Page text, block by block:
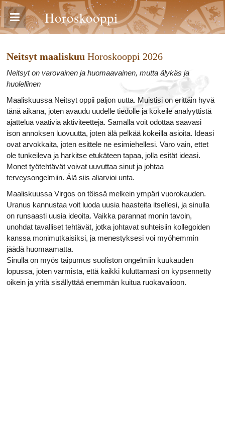
Horoskooppi
Neitsyt maaliskuu Horoskooppi 2026
Neitsyt on varovainen ja huomaavainen, mutta älykäs ja
huolellinen
Maaliskuussa Neitsyt oppii paljon uutta. Muistisi on erittäin hyvä
tänä aikana, joten avaudu uudelle tiedolle ja kokeile analyyttistä
ajattelua vaativia aktiviteetteja. Samalla voit odottaa saavasi
ison annoksen luovuutta, joten älä pelkää kokeilla asioita. Ideasi
ovat arvokkaita, joten esittele ne esimiehellesi. Varo vain, ettet
ole tunkeileva ja harkitse etukäteen tapaa, jolla esität ideasi.
Monet työtehtävät voivat uuvuttaa sinut ja johtaa
terveysongelmiin. Älä siis aliarvioi unta.
Maaliskuussa Virgos on töissä melkein ympäri vuorokauden.
Uranus kannustaa voit luoda uusia haasteita itsellesi, ja sinulla
on runsaasti uusia ideoita. Vaikka parannat monin tavoin,
unohdat tavalliset tehtävät, jotka johtavat suhteisiin kollegoiden
kanssa monimutkaisiksi, ja menestyksesi voi myöhemmin
jäädä huomaamatta.
Sinulla on myös taipumus suoliston ongelmiin kuukauden
lopussa, joten varmista, että kaikki kuluttamasi on kypsennetty
oikein ja yritä sisällyttää enemmän kuitua ruokavalioon.